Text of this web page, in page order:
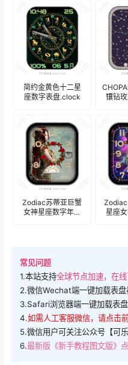
简约金黄色十二星
座数字表盘.clock
镶钻
Zodiac苏蒂亚巨蟹
女神星座数字年历
Zodiac
星座
常见问题
1.本站支持全球节点加速，在
2.微信Wechat端一键加载表盘
3.Safari浏览器端一键加载表
4.如需人工客服微信，请点击
5.微信用户可关注公众号【可乐
6.最新版《新手教程图文版》